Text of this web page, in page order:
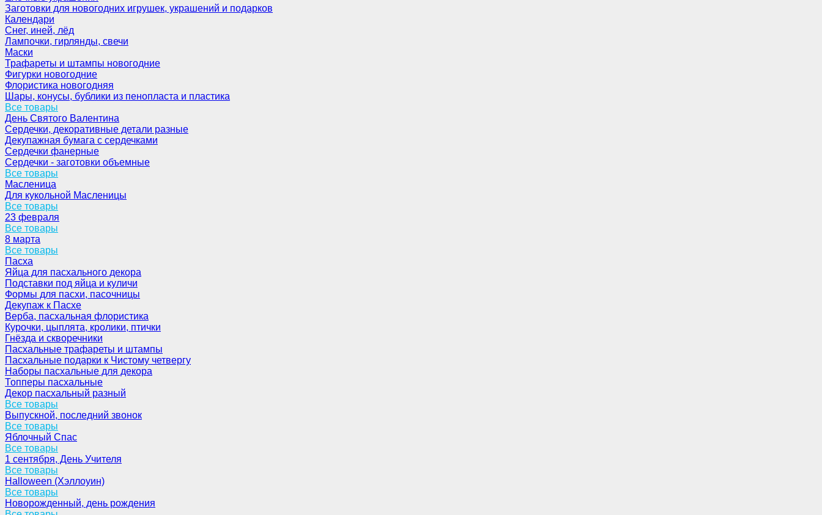
Заготовки для новогодних игрушек, украшений и подарков
Календари
Снег, иней, лёд
Лампочки, гирлянды, свечи
Маски
Трафареты и штампы новогодние
Фигурки новогодние
Флористика новогодняя
Шары, конусы, бублики из пенопласта и пластика
Все товары
День Святого Валентина
Сердечки, декоративные детали разные
Декупажная бумага с сердечками
Сердечки фанерные
Сердечки - заготовки объемные
Все товары
Масленица
Для кукольной Масленицы
Все товары
23 февраля
Все товары
8 марта
Все товары
Пасха
Яйца для пасхального декора
Подставки под яйца и куличи
Формы для пасхи, пасочницы
Декупаж к Пасхе
Верба, пасхальная флористика
Курочки, цыплята, кролики, птички
Гнёзда и скворечники
Пасхальные трафареты и штампы
Пасхальные подарки к Чистому четвергу
Наборы пасхальные для декора
Топперы пасхальные
Декор пасхальный разный
Все товары
Выпускной, последний звонок
Все товары
Яблочный Спас
Все товары
1 сентября, День Учителя
Все товары
Halloween (Хэллоуин)
Все товары
Новорожденный, день рождения